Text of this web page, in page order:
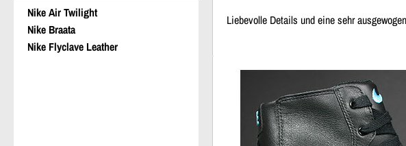
Nike Air Twilight
Nike Braata
Nike Flyclave Leather
Liebevolle Details und eine sehr